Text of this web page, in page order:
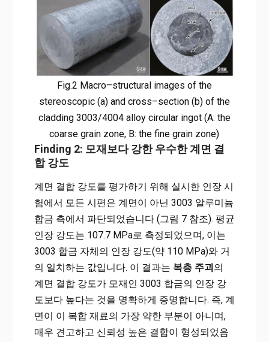
Fig.2 Macro–structural images of the
stereoscopic (a) and cross–section (b) of the
cladding 3003/4004 alloy circular ingot (A: the
coarse grain zone, B: the fine grain zone)
Finding 2: 모재보다 강한 우수한 계면 결
합 강도
계면 결합 강도를 평가하기 위해 실시한 인장 시
험에서 모든 시편은 계면이 아닌 3003 알루미늄
합금 측에서 파단되었습니다 (그림 7 참조). 평균
인장 강도는 107.7 MPa로 측정되었으며, 이는
3003 합금 자체의 인장 강도(약 110 MPa)와 거
의 일치하는 값입니다. 이 결과는 복층 주괴의
계면 결합 강도가 모재인 3003 합금의 인장 강
도보다 높다는 것을 명확하게 증명합니다. 즉, 계
면이 이 복합 재료의 가장 약한 부분이 아니며,
매우 견고하고 신뢰성 높은 결합이 형성되었음